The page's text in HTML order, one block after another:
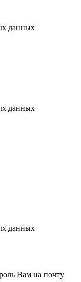
данных
данных
данных
Вам на почту